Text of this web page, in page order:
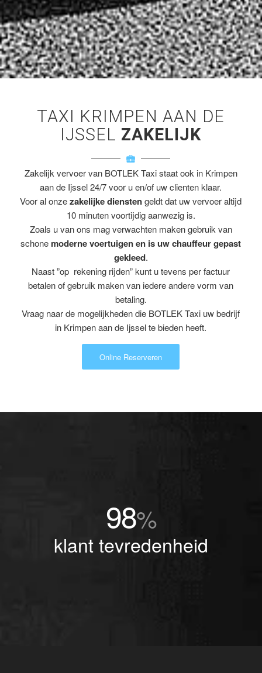
TAXI KRIMPEN AAN DE
IJSSEL ZAKELIJK
Zakelijk vervoer van BOTLEK Taxi staat ook in Krimpen
aan de Ijssel 24/7 voor u en/of uw clienten klaar.
Voor al onzezakelijke dienstengeldt dat uw vervoer altijd
10 minuten voortijdig aanwezig is.
Zoals u van ons mag verwachten maken gebruik van
schone moderne voertuigen en is uw chauffeur gepast
gekleed.
Naast ”op rekening rijden” kunt u tevens per factuur
betalen of gebruik maken van iedere andere vorm van
betaling.
Vraag naar de mogelijkheden die BOTLEK Taxi uw bedrijf
in Krimpen aan de Ijssel te bieden heeft.
Online Reserveren
98%
klant tevredenheid